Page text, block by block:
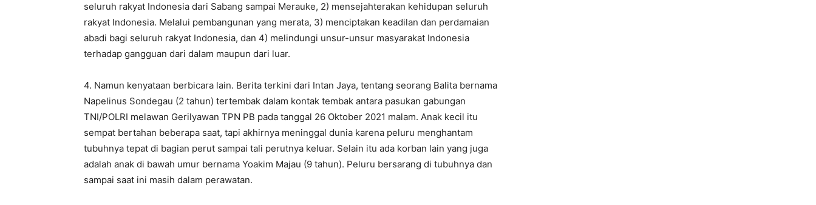
seluruh rakyat Indonesia dari Sabang sampai Merauke, 2) mensejahterakan kehidupan seluruh
rakyat Indonesia. Melalui pembangunan yang merata, 3) menciptakan keadilan dan perdamaian
abadi bagi seluruh rakyat Indonesia, dan 4) melindungi unsur-unsur masyarakat Indonesia
terhadap gangguan dari dalam maupun dari luar.
4. Namun kenyataan berbicara lain. Berita terkini dari Intan Jaya, tentang seorang Balita bernama
Napelinus Sondegau (2 tahun) tertembak dalam kontak tembak antara pasukan gabungan
TNI/POLRI melawan Gerilyawan TPN PB pada tanggal 26 Oktober 2021 malam. Anak kecil itu
sempat bertahan beberapa saat, tapi akhirnya meninggal dunia karena peluru menghantam
tubuhnya tepat di bagian perut sampai tali perutnya keluar. Selain itu ada korban lain yang juga
adalah anak di bawah umur bernama Yoakim Majau (9 tahun). Peluru bersarang di tubuhnya dan
sampai saat ini masih dalam perawatan.